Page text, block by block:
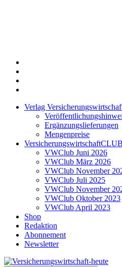
Verlag
Ergänzungslieferungen
Mengenpreise
VWClub Juni 2026
VWClub März 2026
VWClub November
VWClub Juli 2025
VWClub November
VWClub Oktober 2023
VWClub April 2023
Shop
Redaktion
Abonnement
Newsletter